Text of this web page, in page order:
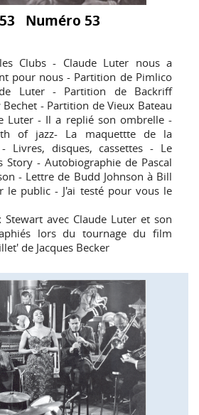
53 Numéro 53
Clubs - Claude Luter nous a
pour nous - Partition de Pimlico
Luter - Partition de Backriff
- Partition de Vieux Bateau
Luter - Il a replié son ombrelle -
of jazz- La maquettte de la
Livres, disques, cassettes - Le
Story - Autobiographie de Pascal
- Lettre de Budd Johnson à Bill
le public - J'ai testé pour vous le
Stewart avec Claude Luter et son
lors du tournage du film
de Jacques Becker